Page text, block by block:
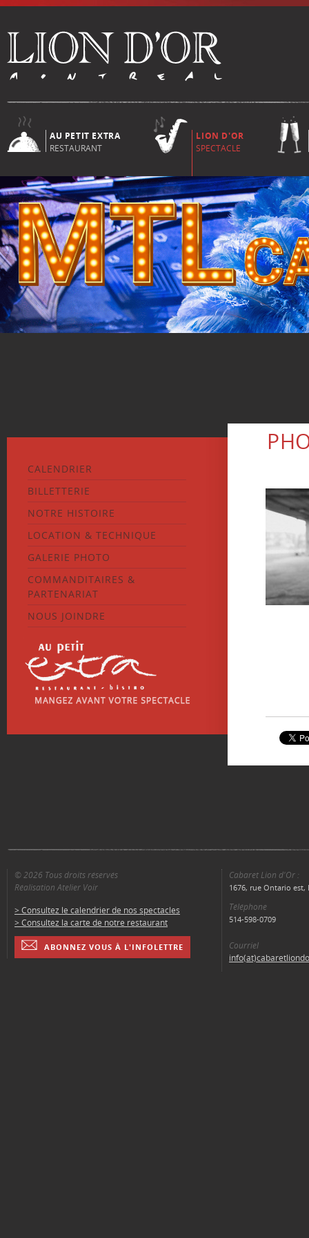
AU PETIT EXTRA
RESTAURANT
LION D'OR
SPECTACLE
CALENDRIER
BILLETTERIE
NOTRE HISTOIRE
LOCATION & TECHNIQUE
GALERIE PHOTO
COMMANDITAIRES &
PARTENARIAT
NOUS JOINDRE
© 2026 Tous droits réservés
Réalisation Atelier Voir
> Consultez le calendrier de nos spectacles
> Consultez la carte de notre restaurant
ABONNEZ VOUS À L'INFOLETTRE
Cabaret Lion d'Or :
1676, rue Ontario est,
Téléphone
514-598-0709
Courriel